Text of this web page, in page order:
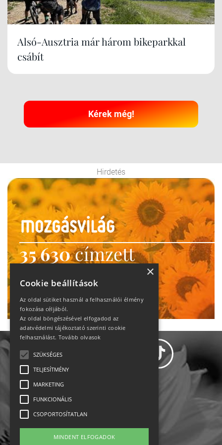
Alsó-Ausztria már három bikeparkkal
csábít
Kérek még!
Hirdetés
35 630címzett
heti motiváció
Ne maradj le!
Állásajánlatok
Impresszum-kapcsolat
×
Cookie beállítások
Az oldal sütiket használ a felhasználói élmény
fokozása céljából.
Az oldal böngészésével elfogadod az
adatvédelmi tájékoztató szerinti cookie
felhasználást. Tovább olvasok
SZÜKSÉGES
TELJESÍTMÉNY
MARKETING
FUNKCIONÁLIS
CSOPORTOSÍTATLAN
MINDENT ELFOGADOK